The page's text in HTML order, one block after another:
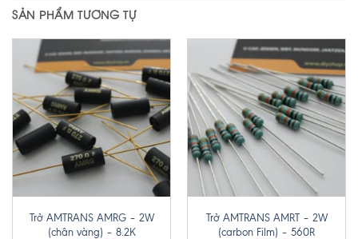
SẢN PHẨM TƯƠNG TỰ
Trở AMTRANS AMRG – 2W
(chân vàng) – 8.2K
Trở AMTRANS AMRT – 2W
(carbon Film) – 560R